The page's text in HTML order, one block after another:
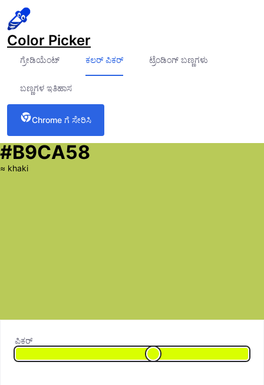
Color Picker
ಗ್ರೇಡಿಯೆಂಟ್ ಕಲರ್ ಪಿಕರ್ ಟ್ರೆಂಡಿಂಗ್ ಬಣ್ಣಗಳು
ಬಣ್ಣಗಳ ಇತಿಹಾಸ
Chrome ಗೆ ಸೇರಿಸಿ
#B9CA58
≈ khaki
ಪಿಕರ್